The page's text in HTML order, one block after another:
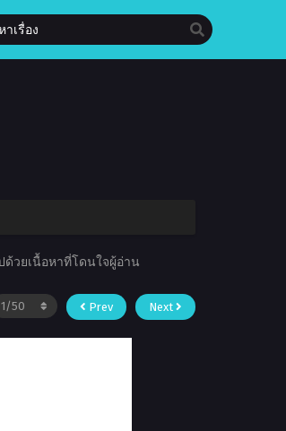
ด้วยเนื้อหาที่โดนใจผู้อ่าน
Prev Next